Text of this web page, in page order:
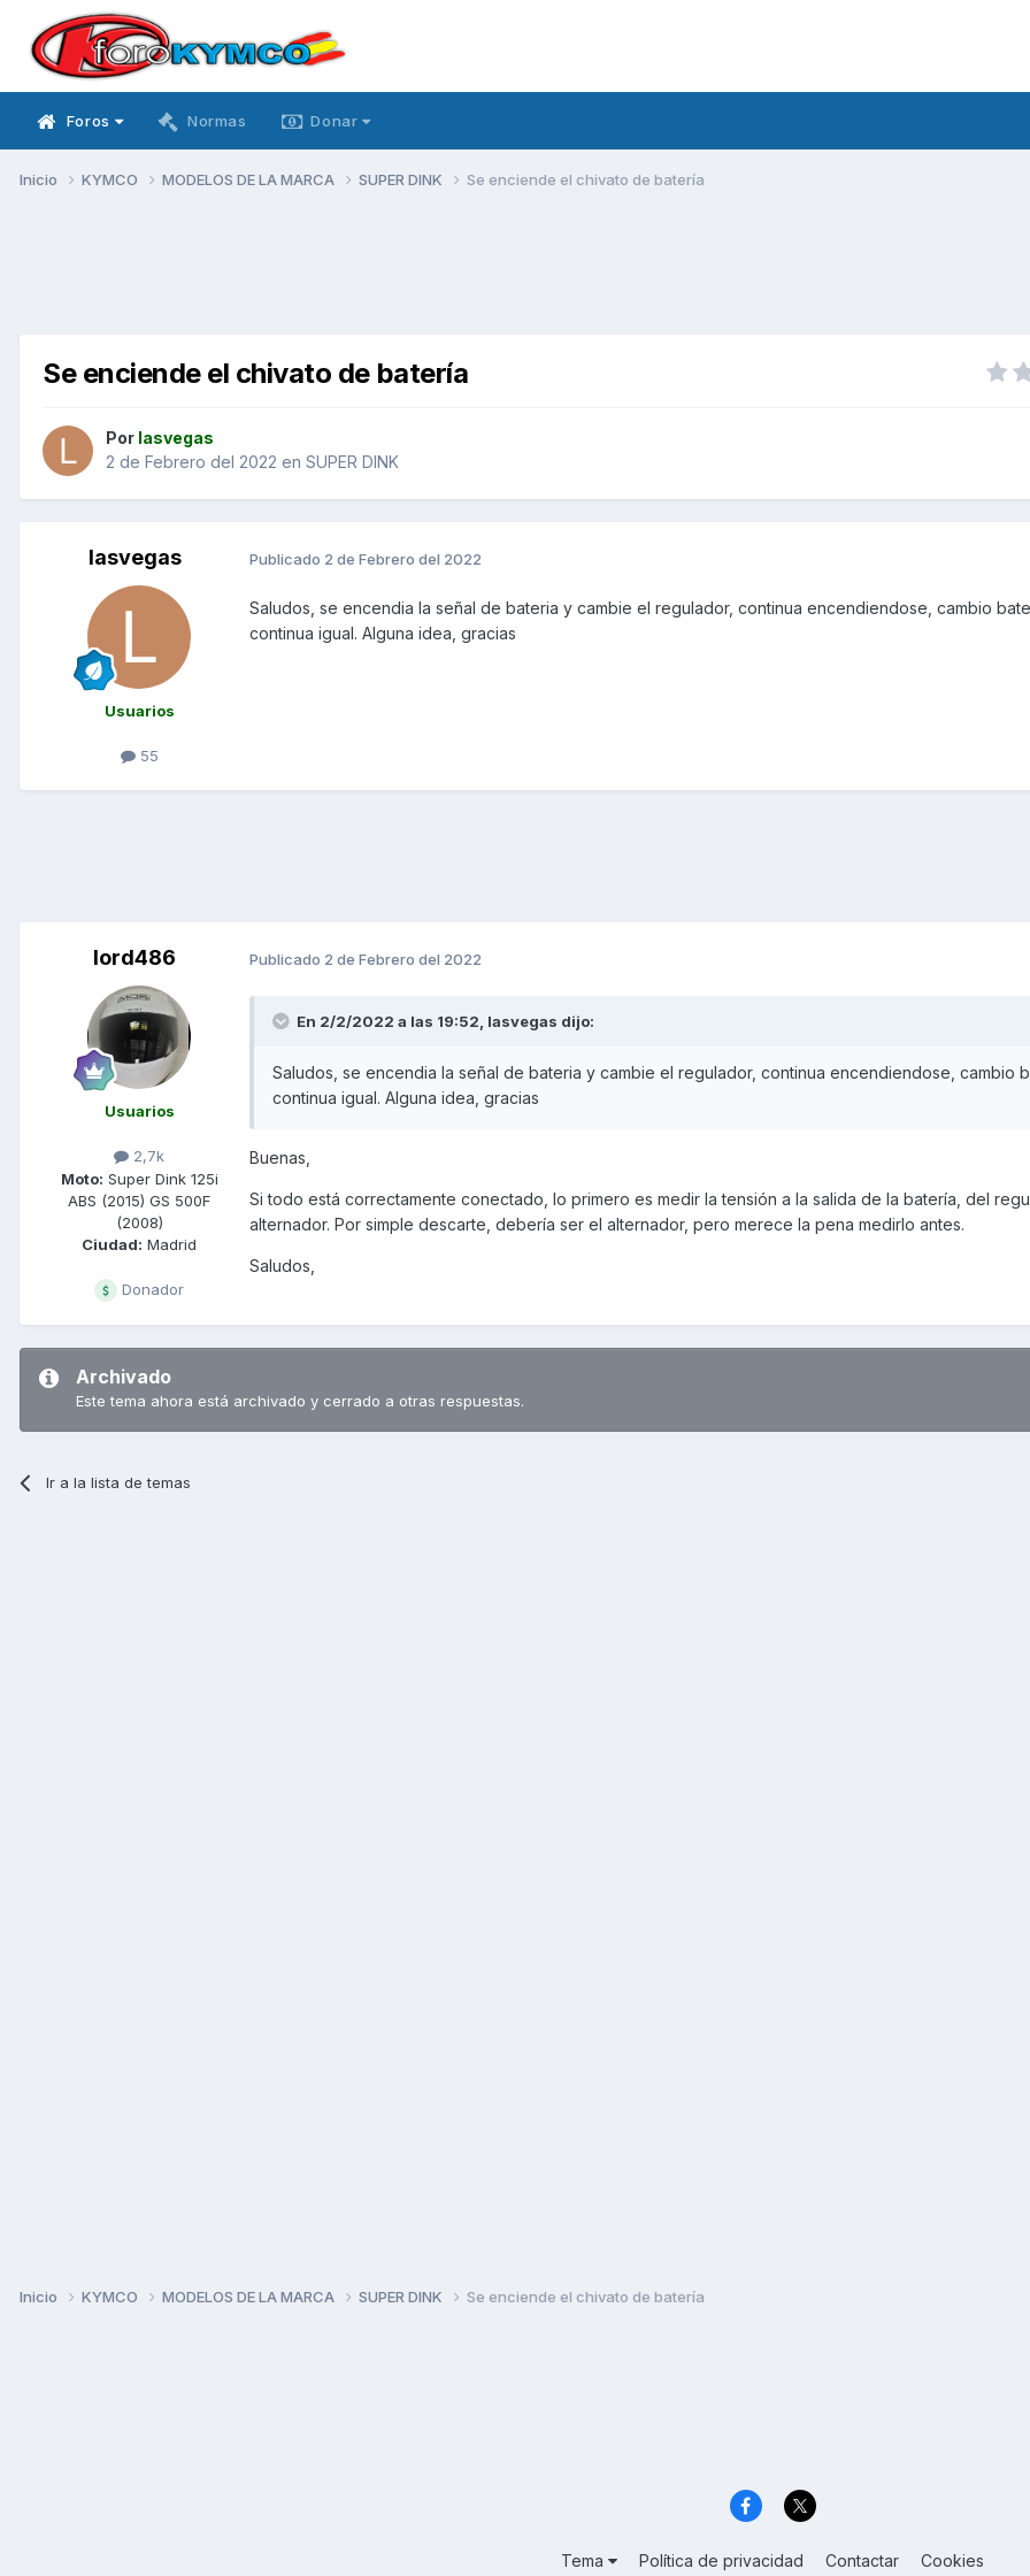
Foros Normas Donar
Inicio KYMCO MODELOS DE LA MARCA SUPER DINK Se enciende el chivato de batería
Se enciende el chivato de batería
Por lasvegas
2 de Febrero del 2022 en SUPER DINK
lasvegas
Usuarios
55
Publicado 2 de Febrero del 2022
Saludos, se encendia la señal de bateria y cambie el regulador, continua encendiendose, cambio
continua igual. Alguna idea, gracias
lord486
Usuarios
2,7k
Moto: Super Dink 125i
ABS (2015) GS 500F
(2008)
Ciudad: Madrid
Donador
Publicado 2 de Febrero del 2022
En 2/2/2022 a las 19:52, lasvegas dijo:
Saludos, se encendia la señal de bateria y cambie el regulador, continua encendiendose, cambio
continua igual. Alguna idea, gracias
Buenas,
Si todo está correctamente conectado, lo primero es medir la tensión a la salida de la batería, del
alternador. Por simple descarte, debería ser el alternador, pero merece la pena medirlo antes.
Saludos,
Archivado
Este tema ahora está archivado y cerrado a otras respuestas.
Ir a la lista de temas
Inicio KYMCO MODELOS DE LA MARCA SUPER DINK Se enciende el chivato de batería
Tema Política de privacidad Contactar Cookies